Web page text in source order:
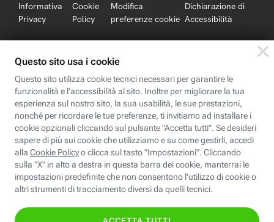
Informativa
Privacy
Cookie
Policy
Modifica
preferenze cookie
Dichiarazione di
Accessibilità